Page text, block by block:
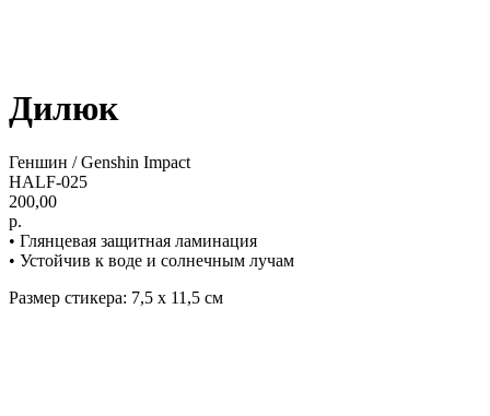
Дилюк
Геншин / Genshin Impact
HALF-025
200,00
р.
• Глянцевая защитная ламинация
• Устойчив к воде и солнечным лучам
Размер стикера: 7,5 х 11,5 см